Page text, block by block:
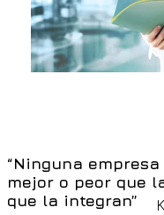
“Ninguna
mejor o peor que
que la integran”